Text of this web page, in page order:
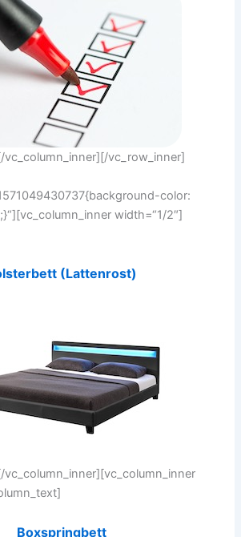
vc_row_inner]
color:
width=“1/2″]
(Lattenrost)
Boxspringbett